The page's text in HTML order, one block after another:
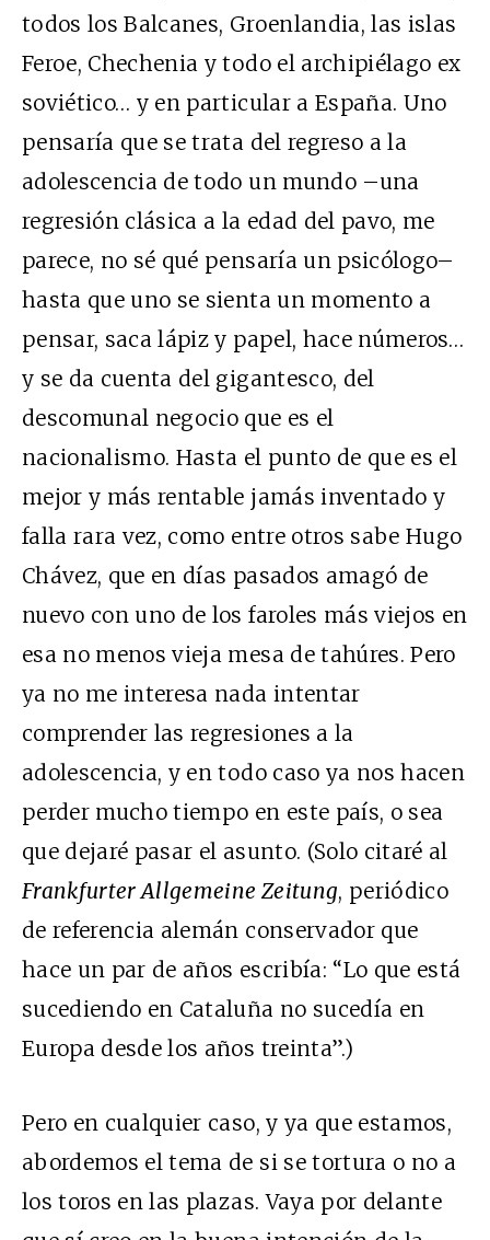
todos los Balcanes, Groenlandia, las islas
Feroe, Chechenia y todo el archipiélago ex
soviético… y en particular a España. Uno
pensaría que se trata del regreso a la
adolescencia de todo un mundo –una
regresión clásica a la edad del pavo, me
parece, no sé qué pensaría un psicólogo–
hasta que uno se sienta un momento a
pensar, saca lápiz y papel, hace números…
y se da cuenta del gigantesco, del
descomunal negocio que es el
nacionalismo. Hasta el punto de que es el
mejor y más rentable jamás inventado y
falla rara vez, como entre otros sabe Hugo
Chávez, que en días pasados amagó de
nuevo con uno de los faroles más viejos en
esa no menos vieja mesa de tahúres. Pero
ya no me interesa nada intentar
comprender las regresiones a la
adolescencia, y en todo caso ya nos hacen
perder mucho tiempo en este país, o sea
que dejaré pasar el asunto. (Solo citaré al
Frankfurter Allgemeine Zeitung, periódico
de referencia alemán conservador que
hace un par de años escribía: “Lo que está
sucediendo en Cataluña no sucedía en
Europa desde los años treinta”.)
Pero en cualquier caso, y ya que estamos,
abordemos el tema de si se tortura o no a
los toros en las plazas. Vaya por delante